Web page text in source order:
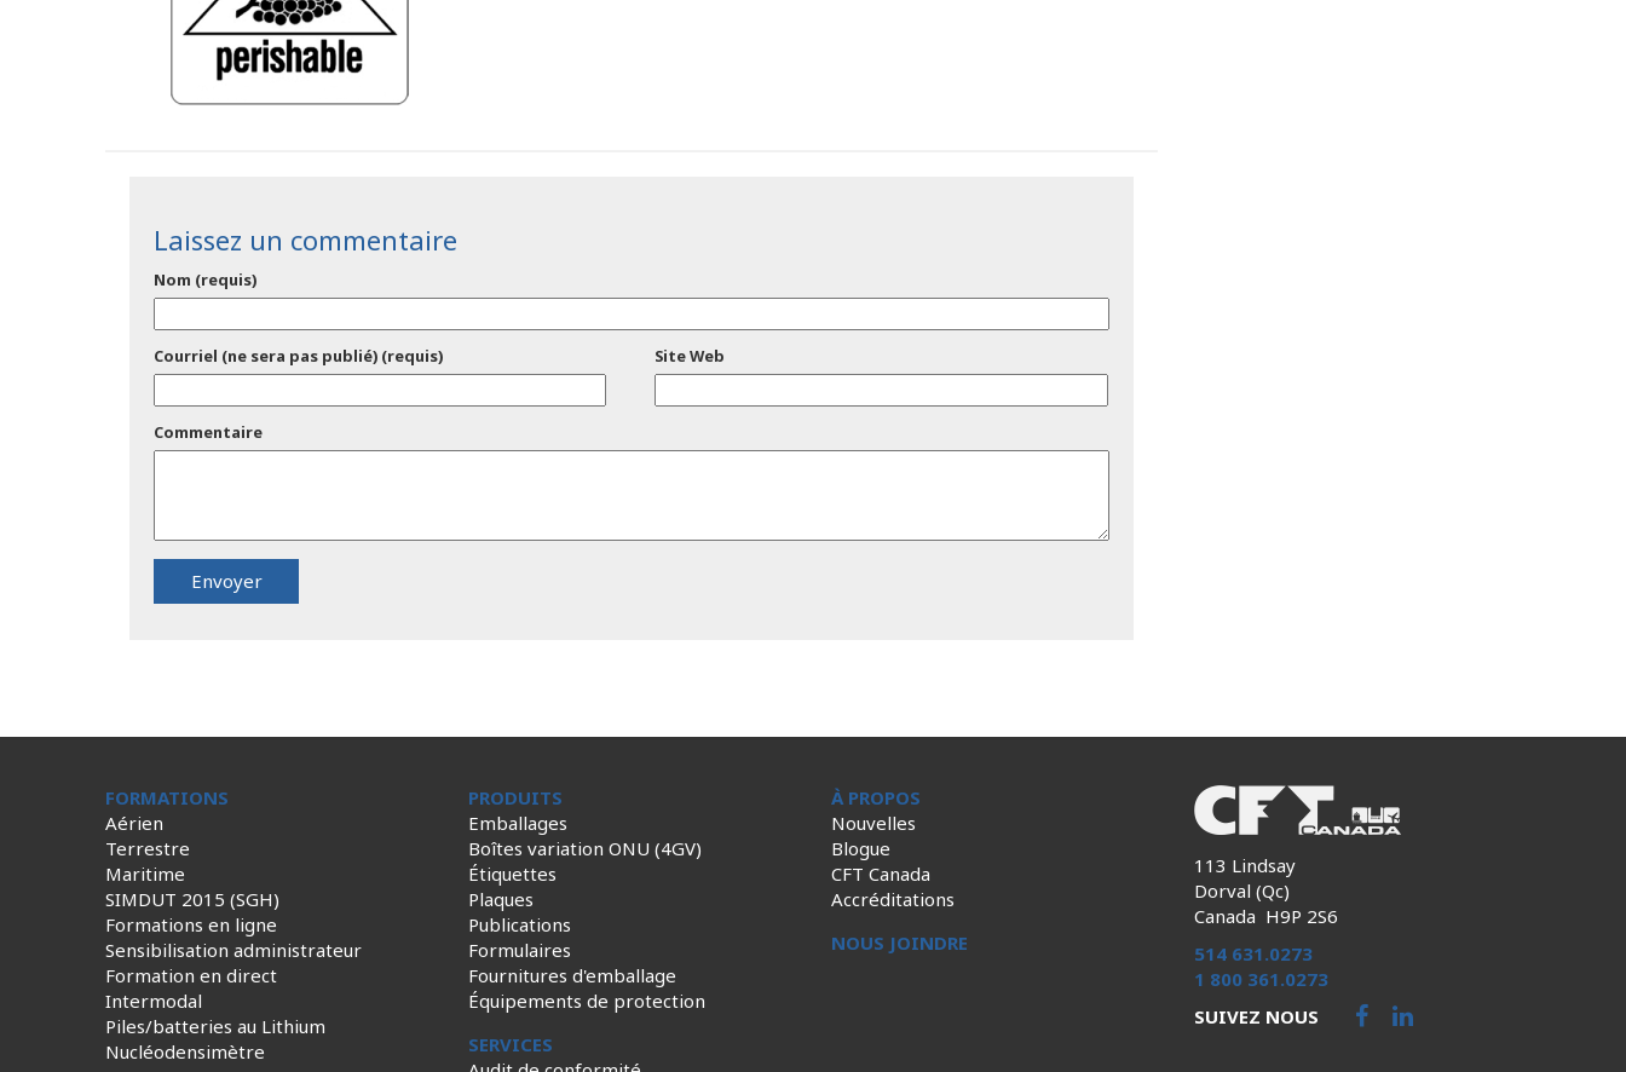
Laissez un commentaire
Nom (requis)
Courriel (ne sera pas publié) (requis) Site Web
Commentaire
FORMATIONS
Aérien
Terrestre
Maritime
SIMDUT 2015 (SGH)
Formations en ligne
Sensibilisation administrateur
Formation en direct
Intermodal
Piles/batteries au Lithium
Nucléodensimètre
PRODUITS
Emballages
Boîtes variation ONU (4GV)
Étiquettes
Plaques
Publications
Formulaires
Fournitures d'emballage
Équipements de protection
SERVICES
À PROPOS
Nouvelles
Blogue
CFT Canada
Accréditations
NOUS JOINDRE
113 Lindsay
Dorval (Qc)
Canada H9P 2S6
514 631.0273
1 800 361.0273
SUIVEZ NOUS